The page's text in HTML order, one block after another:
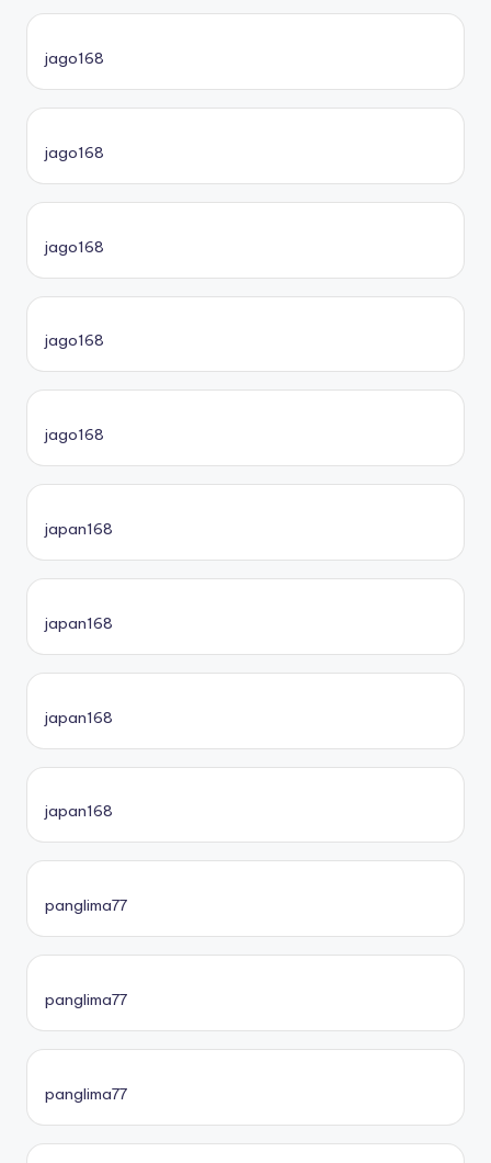
jago168
jago168
jago168
jago168
jago168
japan168
japan168
japan168
japan168
panglima77
panglima77
panglima77